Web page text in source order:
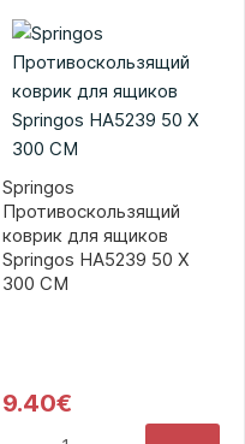
Springos
Противоскользящий
коврик для ящиков
Springos HA5239 50 X
300 CM
9.40€